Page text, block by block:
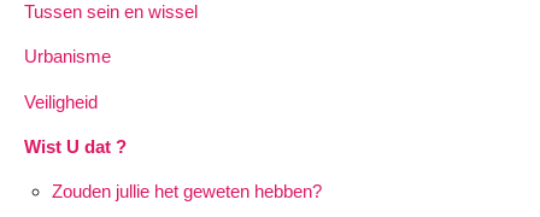
Tussen sein en wissel
Urbanisme
Veiligheid
Wist U dat ?
Zouden jullie het geweten hebben?